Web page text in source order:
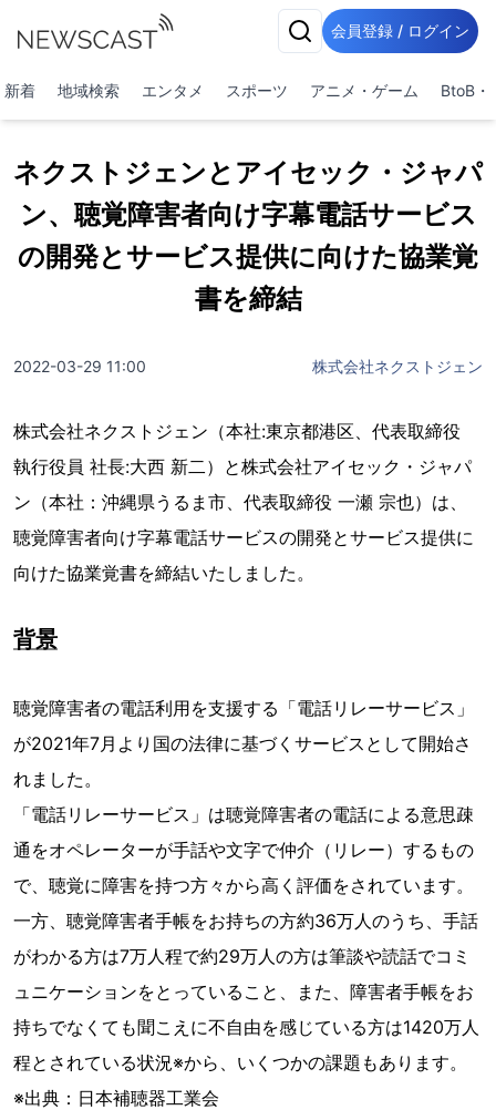
会員登録 / ログイン
新着 地域検索 エンタメ スポーツ アニメ・ゲーム BtoB・
ネクストジェンとアイセック・ジャパ
ン、聴覚障害者向け字幕電話サービス
の開発とサービス提供に向けた協業覚
書を締結
2022-03-29 11:00 株式会社ネクストジェン
株式会社ネクストジェン（本社:東京都港区、代表取締役
執行役員 社長:大西 新二）と株式会社アイセック・ジャパ
ン（本社：沖縄県うるま市、代表取締役 一瀬 宗也）は、
聴覚障害者向け字幕電話サービスの開発とサービス提供に
向けた協業覚書を締結いたしました。
背景
聴覚障害者の電話利用を支援する「電話リレーサービス」
が2021年7月より国の法律に基づくサービスとして開始さ
れました。
「電話リレーサービス」は聴覚障害者の電話による意思疎
通をオペレーターが手話や文字で仲介（リレー）するもの
で、聴覚に障害を持つ方々から高く評価をされています。
一方、聴覚障害者手帳をお持ちの方約36万人のうち、手話
がわかる方は7万人程で約29万人の方は筆談や読話でコミ
ュニケーションをとっていること、また、障害者手帳をお
持ちでなくても聞こえに不自由を感じている方は1420万人
程とされている状況※から、いくつかの課題もあります。
※出典：日本補聴器工業会